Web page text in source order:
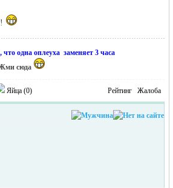
одна оплеуха заменяет 3 часа
сюда
Яйца (0) Рейтинг Жалоба